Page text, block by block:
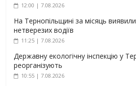
12:00 | 7.08.2026
На Тернопільщині за місяць
нетверезих водіїв
11:25 | 7.08.2026
Державну екологічну інспекцію у
реорганізують
10:55 | 7.08.2026